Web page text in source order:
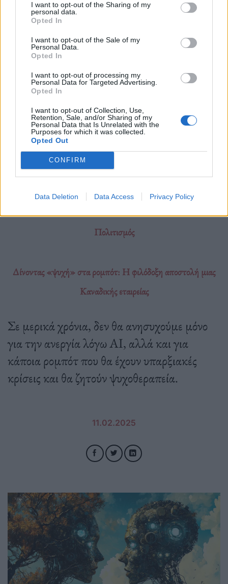
I want to opt-out of the Sharing of my
personal data.
Opted In
I want to opt-out of the Sale of my
Personal Data.
Opted In
I want to opt-out of processing my
Personal Data for Targeted Advertising.
Opted In
I want to opt-out of Collection, Use,
Retention, Sale, and/or Sharing of my
Personal Data that Is Unrelated with the
Purposes for which it was collected.
Opted Out
CONFIRM
Data Deletion Data Access Privacy Policy
Ταξίδι που ξεπερνά τα νοητά σύνορα της γης και του
μυαλού.
Διαβάστε περισσότερα
Δημοσιεύθηκε σεΒιβλίο|
διαλογισμός,Συνείδηση,Τα βιβλία της εβδομάδας
Πολιτισμός
Δίνοντας «ψυχή» στα ρομπότ: Η φιλόδοξη αποστολή μιας
Καναδικής εταιρείας
Σε μερικά χρόνια, δεν θα ανησυχούμε μόνο
για την ανεργία λόγω AI, αλλά και για
κάποια ρομπότ που θα έχουν υπαρξιακές
κρίσεις και θα ζητούν ψυχοθεραπεία.
11.02.2025